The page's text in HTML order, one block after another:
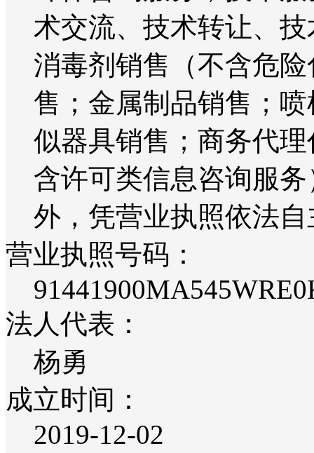
术交流、技术转让、
消毒剂销售（不含危
售；金属制品销售；
似器具销售；商务代
含许可类信息咨询服
外，凭营业执照依法
营业执照号码：
法人代表：
杨勇
成立时间：
2019-12-02